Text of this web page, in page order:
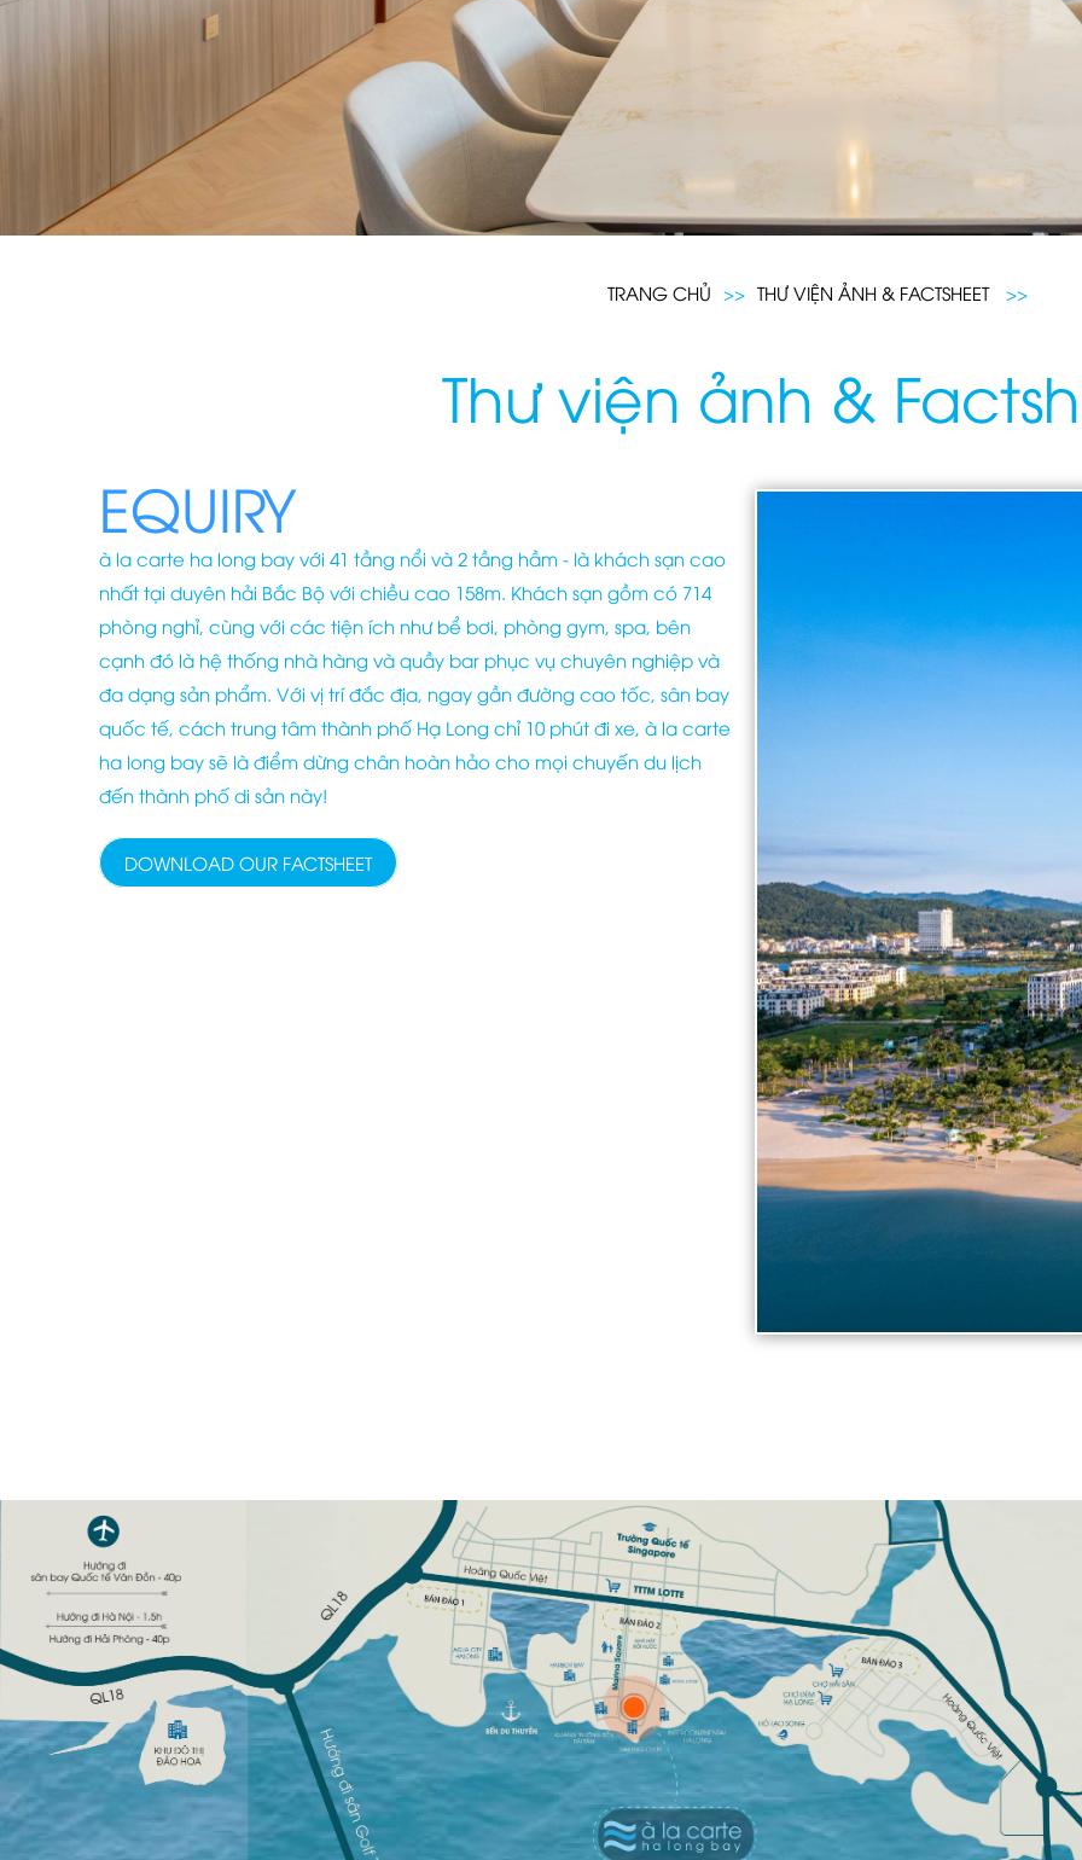
TRANG CHỦ >> THƯ VIỆN ẢNH & FACTSHEET >>
Thư viện ảnh &
EQUIRY
à la carte ha long bay với 41 tầng nổi và 2 tầng hầm - là khách sạn cao
nhất tại duyên hải Bắc Bộ với chiều cao 158m. Khách sạn gồm có 714
phòng nghỉ, cùng với các tiện ích như bể bơi, phòng gym, spa, bên
cạnh đó là hệ thống nhà hàng và quầy bar phục vụ chuyên nghiệp và
đa dạng sản phẩm. Với vị trí đắc địa, ngay gần đường cao tốc, sân bay
quốc tế, cách trung tâm thành phố Hạ Long chỉ 10 phút đi xe, à la carte
ha long bay sẽ là điểm dừng chân hoàn hảo cho mọi chuyến du lịch
đến thành phố di sản này!
DOWNLOAD OUR FACTSHEET